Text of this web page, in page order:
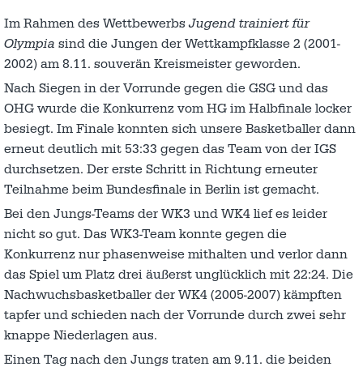
Im Rahmen des WettbewerbsJugend trainiert für
Olympia sind die Jungen der Wettkampfklasse 2 (2001-
2002) am 8.11. souverän Kreismeister geworden.
Nach Siegen in der Vorrunde gegen die GSG und das
OHG wurde die Konkurrenz vom HG im Halbfinale locker
besiegt. Im Finale konnten sich unsere Basketballer dann
erneut deutlich mit 53:33 gegen das Team von der IGS
durchsetzen. Der erste Schritt in Richtung erneuter
Teilnahme beim Bundesfinale in Berlin ist gemacht.
Bei den Jungs-Teams der WK3 und WK4 lief es leider
nicht so gut. Das WK3-Team konnte gegen die
Konkurrenz nur phasenweise mithalten und verlor dann
das Spiel um Platz drei äußerst unglücklich mit 22:24. Die
Nachwuchsbasketballer der WK4 (2005-2007) kämpften
tapfer und schieden nach der Vorrunde durch zwei sehr
knappe Niederlagen aus.
Einen Tag nach den Jungs traten am 9.11. die beiden